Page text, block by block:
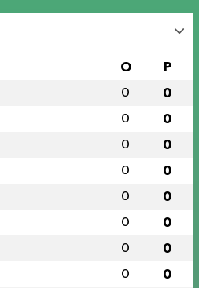
O P
0 0
0 0
0 0
0 0
0 0
0 0
0 0
0 0